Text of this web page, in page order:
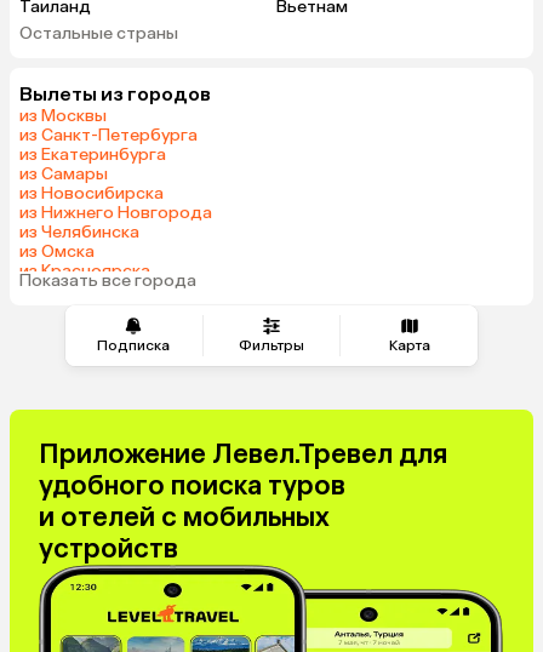
Подписка Фильтры Карта
Таиланд
Вьетнам
ОАЭ
Гонконг
Остальные страны
Вылеты из городов
из Москвы
из Санкт-Петербурга
из Екатеринбурга
из Самары
из Новосибирска
из Нижнего Новгорода
из Челябинска
из Омска
из Красноярска
из Волгограда
Показать все города
Приложение Левел.Тревел для
удобного поиска туров
и отелей с мобильных
устройств